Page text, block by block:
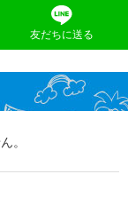
友だちに送る
。